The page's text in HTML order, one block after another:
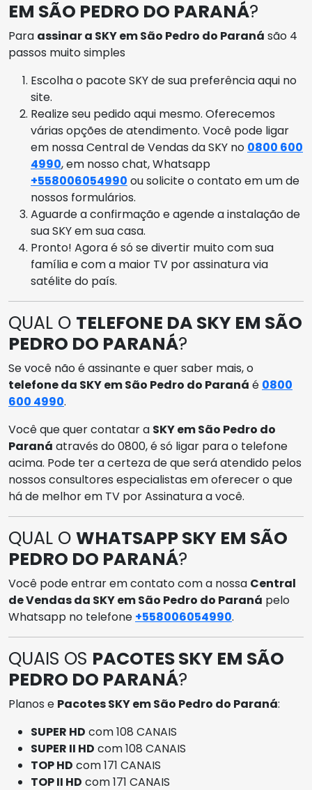
EM SÃO PEDRO DO PARANÁ?
Para assinar a SKY em São Pedro do Paraná são 4
passos muito simples
Escolha o pacote SKY de sua preferência aqui no
site.
Realize seu pedido aqui mesmo. Oferecemos
várias opções de atendimento. Você pode ligar
em nossa Central de Vendas da SKY no 0800 600
4990, em nosso chat, Whatsapp
+558006054990 ou solicite o contato em um de
nossos formulários.
Aguarde a confirmação e agende a instalação de
sua SKY em sua casa.
Pronto! Agora é só se divertir muito com sua
família e com a maior TV por assinatura via
satélite do país.
QUAL O TELEFONE DA SKY EM SÃO
PEDRO DO PARANÁ?
Se você não é assinante e quer saber mais, o
telefone da SKY em São Pedro do Paraná é 0800
600 4990.
Você que quer contatar a SKY em São Pedro do
Paraná através do 0800, é só ligar para o telefone
acima. Pode ter a certeza de que será atendido pelos
nossos consultores especialistas em oferecer o que
há de melhor em TV por Assinatura a você.
QUAL O WHATSAPP SKY EM SÃO
PEDRO DO PARANÁ?
Você pode entrar em contato com a nossa Central
de Vendas da SKY em São Pedro do Paraná pelo
Whatsapp no telefone +558006054990.
QUAIS OS PACOTES SKY EM SÃO
PEDRO DO PARANÁ?
Planos e Pacotes SKY em São Pedro do Paraná:
SUPER HD com 108 CANAIS
SUPER II HD com 108 CANAIS
TOP HD com 171 CANAIS
TOP II HD com 171 CANAIS